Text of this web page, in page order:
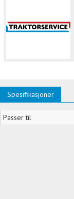
Spesifikasjoner
Passer til